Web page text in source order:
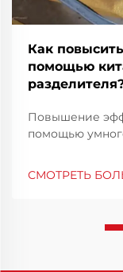
Как
помощью
Повышение
помощью
приоритет, но
СМОТРЕТЬ